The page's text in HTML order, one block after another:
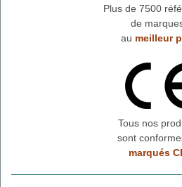
Plus de 7500
de
au meilleur
Tous nos
sont
marqués